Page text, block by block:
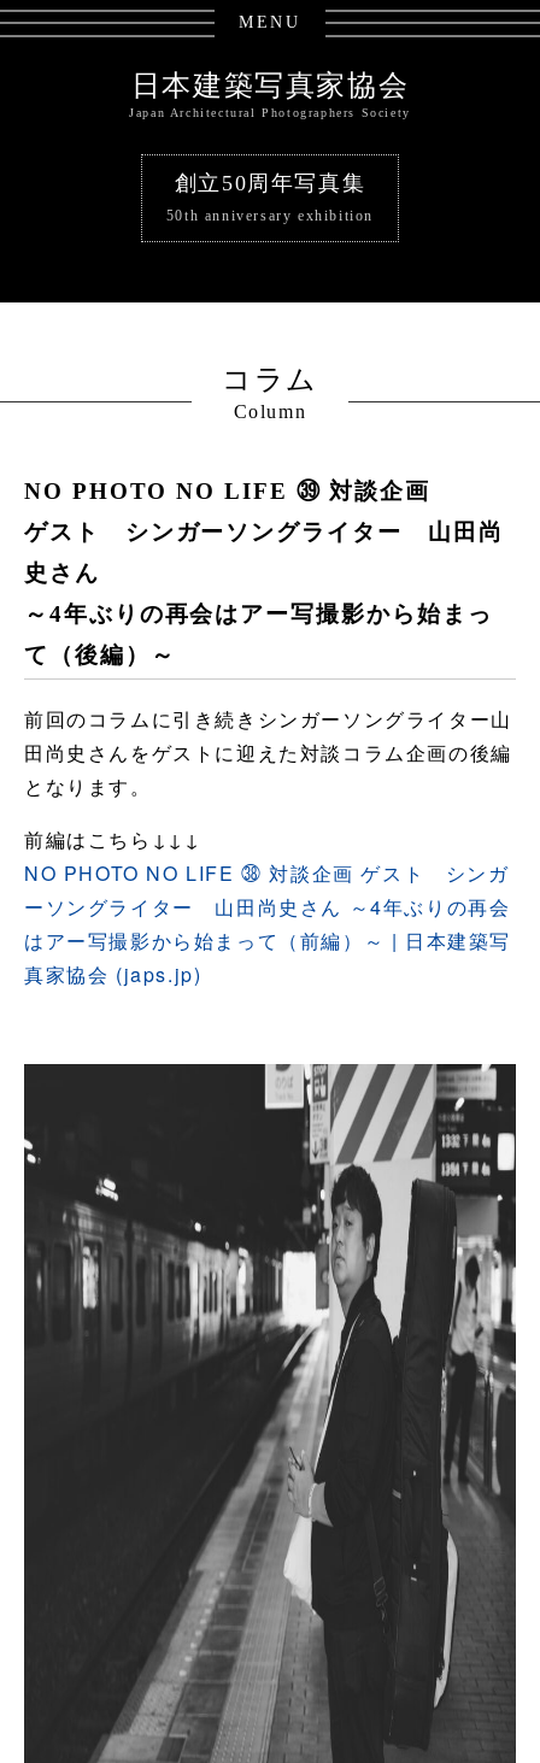
MENU
日本建築写真家協会
Japan Architectural Photographers Society
創立50周年写真集
50th anniversary exhibition
コラム
Column
NO PHOTO NO LIFE ㊴ 対談企画
ゲスト シンガーソングライター 山田尚
史さん
～4年ぶりの再会はアー写撮影から始まっ
て（後編）～
前回のコラムに引き続きシンガーソングライター山
田尚史さんをゲストに迎えた対談コラム企画の後編
となります。
前編はこちら↓↓↓
NO PHOTO NO LIFE ㊳ 対談企画 ゲスト シンガ
ーソングライター 山田尚史さん ～4年ぶりの再会
はアー写撮影から始まって（前編）～ | 日本建築写
真家協会 (japs.jp)